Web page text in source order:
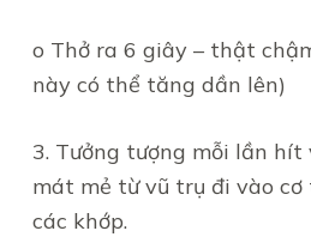
o Thở ra 6 giây – thật
này có thể tăng dần lên)
3. Tưởng tượng mỗi lần hít
mát mẻ từ vũ trụ đi vào cơ
các khớp.